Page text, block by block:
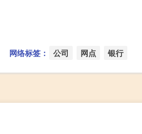
网络标签： 公司 网点 银行